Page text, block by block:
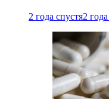
2 года спустя2